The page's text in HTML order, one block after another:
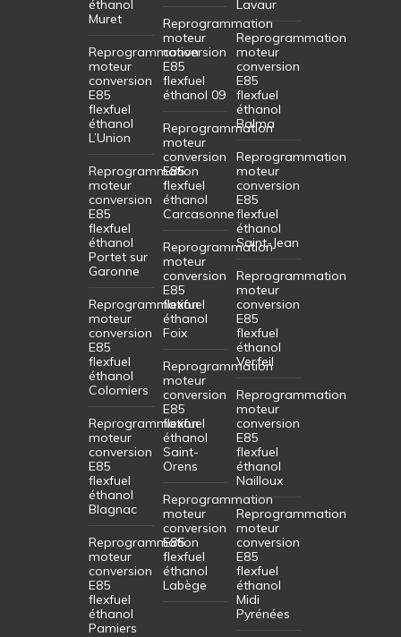
éthanol
Muret
Reprogrammation
moteur
conversion
E85
flexfuel
éthanol
L’Union
Reprogrammation
moteur
conversion
E85
flexfuel
éthanol
Portet sur
Garonne
Reprogrammation
moteur
conversion
E85
flexfuel
éthanol
Colomiers
Reprogrammation
moteur
conversion
E85
flexfuel
éthanol
Blagnac
Reprogrammation
moteur
conversion
E85
flexfuel
éthanol
Pamiers
Reprogrammation
moteur
conversion
E85
flexfuel
éthanol 09
Reprogrammation
moteur
conversion
E85
flexfuel
éthanol
Carcasonne
Reprogrammation
moteur
conversion
E85
flexfuel
éthanol
Foix
Reprogrammation
moteur
conversion
E85
flexfuel
éthanol
Saint-
Orens
Reprogrammation
moteur
conversion
E85
flexfuel
éthanol
Labège
Lavaur
Reprogrammation
moteur
conversion
E85
flexfuel
éthanol
Balma
Reprogrammation
moteur
conversion
E85
flexfuel
éthanol
Saint-Jean
Reprogrammation
moteur
conversion
E85
flexfuel
éthanol
Verfeil
Reprogrammation
moteur
conversion
E85
flexfuel
éthanol
Nailloux
Reprogrammation
moteur
conversion
E85
flexfuel
éthanol
Midi
Pyrénées